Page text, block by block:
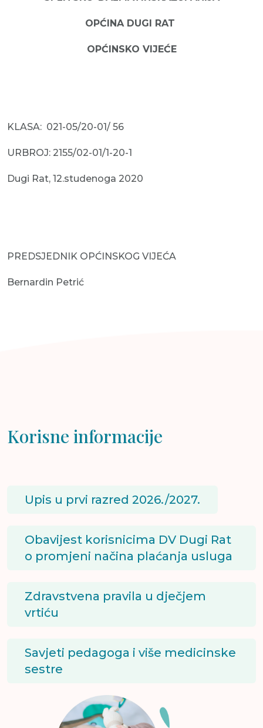
OPĆINA DUGI RAT
OPĆINSKO VIJEĆE
KLASA: 021-05/20-01/ 56
URBROJ: 2155/02-01/1-20-1
Dugi Rat, 12.studenoga 2020
PREDSJEDNIK OPĆINSKOG VIJEĆA
Bernardin Petrić
Korisne informacije
Upis u prvi razred 2026./2027.
Obavijest korisnicima DV Dugi Rat
o promjeni načina plaćanja usluga
Zdravstvena pravila u dječjem
vrtiću
Savjeti pedagoga i više medicinske
sestre